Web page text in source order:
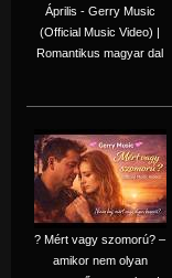
Április - Gerry Music
(Official Music Video) |
Romantikus magyar dal
? Mért vagy szomorú? –
amikor nem olyan